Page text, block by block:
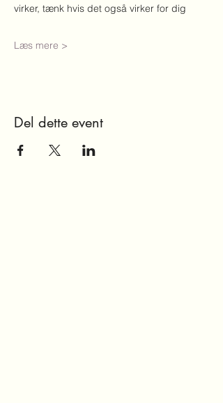
virker, tænk hvis det også virker for dig
Læs mere >
Del dette event